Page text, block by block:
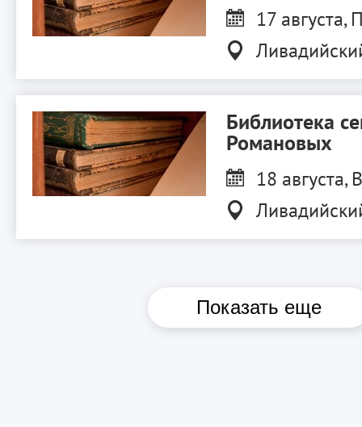
17 августа,
Библиотека
Романовых
18 августа,
Показать еще